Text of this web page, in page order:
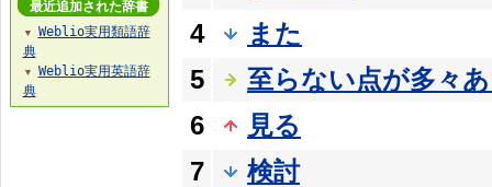
4
また
5
至らない点が多々
6
見る
7
検討
最近追加された辞書
▼
Weblio実用類語辞
典
▼
Weblio実用英語辞
典